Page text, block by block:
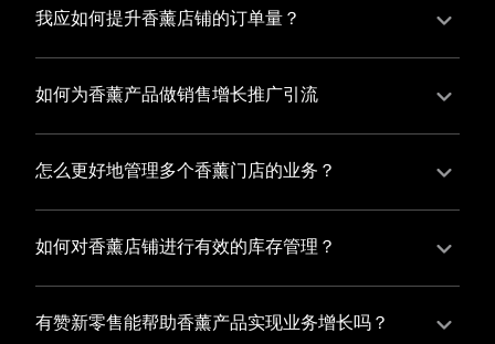
系，通过赠送积分、折扣等福利来吸引顾客再次购买，
度。
我应如何提升香薰店铺的订单量？
您可以使用有赞的裂变营销功能，通过给用户发放优惠
券、邀请好友等方式，吸引更多的用户下单购买，并激
如何为香薰产品做销售增长推广引流
有赞新零售旗下产品营销工具、比如优惠券、满减活动
等，吸引更多客户到店消费。另外，通过有赞的微信公
以帮助您增加客流量，赢得客户的青睐
怎么更好地管理多个香薰门店的业务？
有赞新零售一站式解决方案，包括有赞微商城、有赞私
域运营以及有赞小程序商城，将助您轻松打通线上线下
的业务蓬勃发展，收获更多满意客户。
如何对香薰店铺进行有效的库存管理？
您可以使用有赞的门店管理系统，它可以帮助您实现门
店数据的集中管理，包括订单管理、员工管理、库存管
有赞新零售能帮助香薰产品实现业务增长吗？